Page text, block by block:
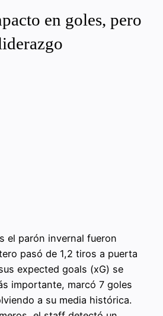
en goles, pero
el parón invernal fueron
pasó de 1,2 tiros a puerta
expected goals (xG) se
importante, marcó 7 goles
a su media histórica.